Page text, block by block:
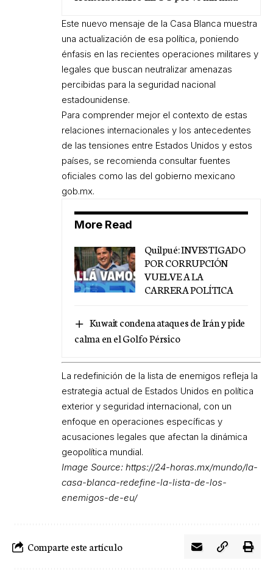
Este nuevo mensaje de la Casa Blanca muestra
una actualización de esa política, poniendo
énfasis en las recientes operaciones militares y
legales que buscan neutralizar amenazas
percibidas para la seguridad nacional
estadounidense.
Para comprender mejor el contexto de estas
relaciones internacionales y los antecedentes
de las tensiones entre Estados Unidos y estos
países, se recomienda consultar fuentes
oficiales como las del gobierno mexicano
gob.mx.
More Read
Quilpué: INVESTIGADO
POR CORRUPCIÓN
VUELVE A LA
CARRERA POLÍTICA
Kuwait condena ataques de Irán y pide
calma en el Golfo Pérsico
La redefinición de la lista de enemigos refleja la
estrategia actual de Estados Unidos en política
exterior y seguridad internacional, con un
enfoque en operaciones específicas y
acusaciones legales que afectan la dinámica
geopolítica mundial.
Image Source: https://24-horas.mx/mundo/la-
casa-blanca-redefine-la-lista-de-los-
enemigos-de-eu/
Comparte este artículo